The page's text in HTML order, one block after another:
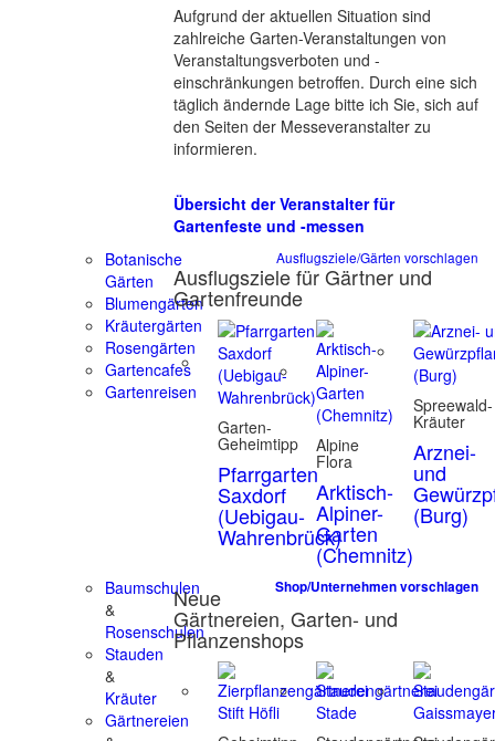
Aufgrund der aktuellen Situation sind
zahlreiche Garten-Veranstaltungen von
Veranstaltungsverboten und -
einschränkungen betroffen. Durch eine sich
täglich ändernde Lage bitte ich Sie, sich auf
den Seiten der Messeveranstalter zu
informieren.
Übersicht der Veranstalter für
Gartenfeste und -messen
Botanische
Gärten
Blumengärten
Kräutergärten
Rosengärten
Gartencafes
Gartenreisen
Ausflugsziele/Gärten vorschlagen
Ausflugsziele für Gärtner und
Gartenfreunde
Garten-
Geheimtipp
Pfarrgarten
Saxdorf
(Uebigau-
Wahrenbrück)
Alpine
Flora
Arktisch-
Alpiner-
Garten
(Chemnitz)
Spreewald-
Kräuter
Arznei-
und
(Burg)
Baumschulen
&
Rosenschulen
Stauden
&
Kräuter
Gärtnereien
Shop/Unternehmen vorschlagen
Neue
Gärtnereien, Garten- und
Pflanzenshops